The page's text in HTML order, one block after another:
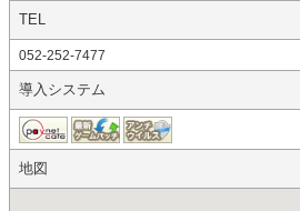
TEL
052-252-7477
導入システム
地図